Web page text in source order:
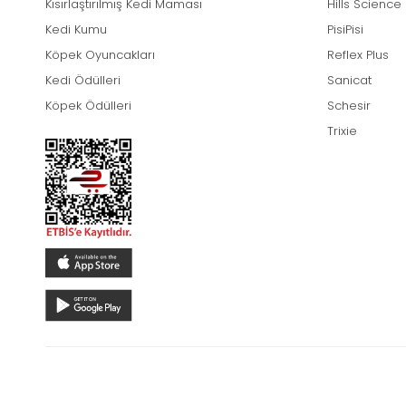
Kısırlaştırılmış Kedi Maması
Kedi Kumu
Köpek Oyuncakları
Kedi Ödülleri
Köpek Ödülleri
Hills Science
PisiPisi
Reflex Plus
Sanicat
Schesir
Trixie